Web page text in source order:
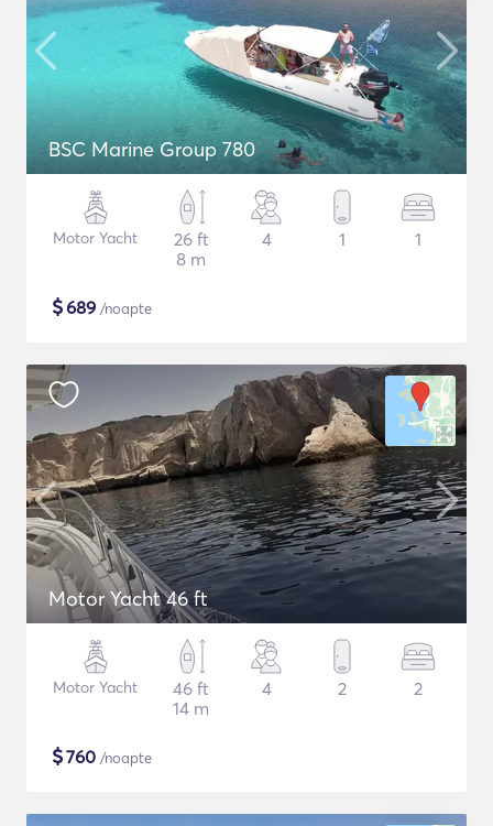
BSC Marine Group 780
Motor Yacht
26 ft
8 m
4 1 1
$689 /noapte
Motor Yacht 46 ft
Motor Yacht
46 ft
14 m
4 2 2
$760 /noapte